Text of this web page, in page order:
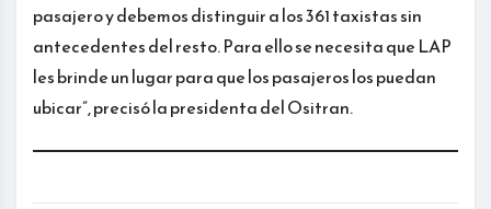
pasajero y debemos distinguir a los 361 taxistas sin
antecedentes del resto. Para ello se necesita que LAP
les brinde un lugar para que los pasajeros los puedan
ubicar”, precisó la presidenta del Ositran.